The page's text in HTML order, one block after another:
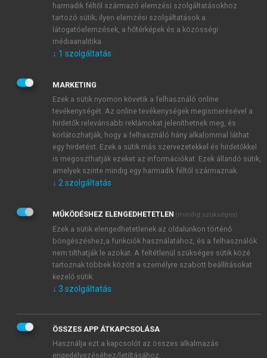
A kurzus eredeti célja miatt
tanulnak
Tizennyolcan a nyelvi kurzus eredeti célja miatt
tanulnak tovább, többek között a következőket írták:
harmadik féltől származó elemzési szolgáltatásokhoz
tartozó sütik; ilyen elemzési szolgáltatások a
látogatóelemzések, a hőtérképek és a közösségi
médiaanalitika.
↓ 1 szolgáltatás
MARKETING
Ezek a sütik nyomon követik a felhasználó online
tevékenységét. Az online tevékenységek megismerésével a
hirdetők relevánsabb reklámokat jeleníthetnek meg, és
korlátozhatják, hogy a felhasználó hány alkalommal láthat
egy hirdetést. Ezek a sütik más szervezetekkel és hirdetőkkel
is megoszthatják ezeket az információkat. Ezek állandó sütik,
amelyek szinte mindig egy harmadik féltől származnak.
↓ 2szolgáltatás
MŰKÖDÉSHEZ ELENGEDHETETLEN (mindig szükséges)
Ezek a sütik elengedhetetlenek az oldalunkon történő
böngészéshez,a funkciók használatához, és a felhasználók
nem tilthatják le azokat. A feltétlenül szükséges sütik közé
tartoznak többek között a személyre szabott beállításokat
kezelő sütik.
↓ 3 szolgáltatás
ÖSSZES APP ÁTKAPCSOLÁSA
Használja ezt a kapcsolót az összes alkalmazás
engedélyezéséhez/letiltásához.